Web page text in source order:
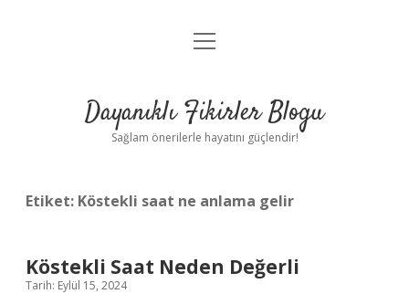
Anasayfa
Yasal Uyarı
menüyü
Dayanıklı Fikirler Blogu
Sağlam önerilerle hayatını güçlendir!
Etiket: Köstekli saat ne anlama gelir
Köstekli Saat Neden Değerli
Tarih: Eylül 15, 2024